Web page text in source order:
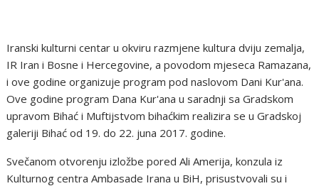
Iranski kulturni centar u okviru razmjene kultura dviju zemalja,
IR Iran i Bosne i Hercegovine, a povodom mjeseca Ramazana,
i ove godine organizuje program pod naslovom Dani Kur'ana.
Ove godine program Dana Kur'ana u saradnji sa Gradskom
upravom Bihać i Muftijstvom bihaćkim realizira se u Gradskoj
galeriji Bihać od 19. do 22. juna 2017. godine.
Svečanom otvorenju izložbe pored Ali Amerija, konzula iz
Kulturnog centra Ambasade Irana u BiH, prisustvovali su i